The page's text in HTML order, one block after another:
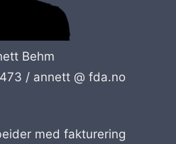
Behm
/ annett @ fda.no
med fakturering